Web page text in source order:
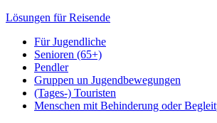
Lösungen für Reisende
Für Jugendliche
Senioren (65+)
Pendler
Gruppen un Jugendbewegungen
(Tages-) Touristen
Menschen mit Behinderung oder